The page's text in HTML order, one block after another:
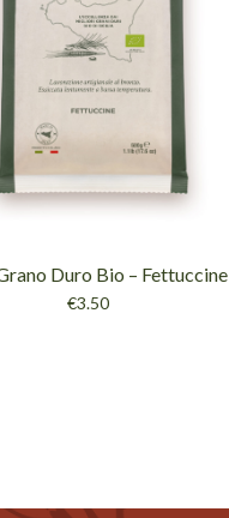
Duro Bio – Fettuccine
€3.50